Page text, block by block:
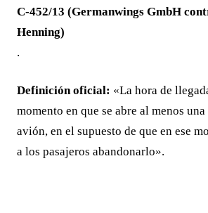
C-452/13 (Germanwings GmbH
Henning)
.
Definición oficial: «La hora de
momento en que se abre al menos
avión, en el supuesto de que en ese
a los pasajeros abandonarlo».